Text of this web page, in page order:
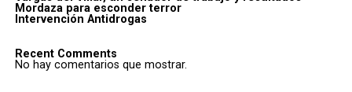
Mordaza para esconder terror
Intervención Antidrogas
Recent Comments
No hay comentarios que mostrar.